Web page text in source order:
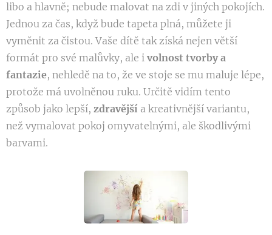
libo a hlavně; nebude malovat na zdi v jiných pokojích.
Jednou za čas, když bude tapeta plná, můžete ji
vyměnit za čistou. Vaše dítě tak získá nejen větší
formát pro své malůvky, ale i volnost tvorby a
fantazie, nehledě na to, že ve stoje se mu maluje lépe,
protože má uvolněnou ruku. Určitě vidím tento
způsob jako lepší, zdravější a kreativnější variantu,
než vymalovat pokoj omyvatelnými, ale škodlivými
barvami.